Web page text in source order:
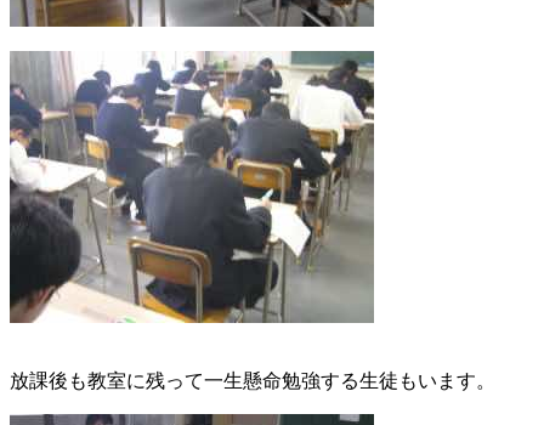
放課後も教室に残って一生懸命勉強する生徒もいます。